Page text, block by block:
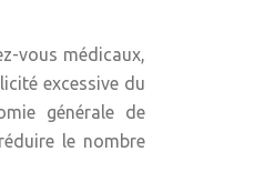
vous médicaux,
excessive du
générale de
le nombre